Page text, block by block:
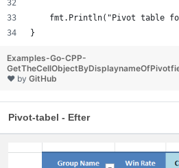
fmt.Println("Pivot table
}
Examples-Go-CPP-
❤ by GitHub
Pivot-tabel - Efter